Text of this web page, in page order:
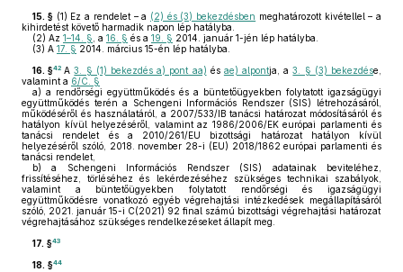
15. § (1) Ez a rendelet – a (2) és (3) bekezdésben meghatározott kivétellel – a
kihirdetést követő harmadik napon lép hatályba.
(2) Az 1–14. § , a 16. § és a 19. § 2014. január 1-jén lép hatályba.
(3) A 17. § 2014. március 15-én lép hatályba.
16. §42 A3. § (1) bekezdés a) pont aa) és ae) alpontja, a3. § (3) bekezdése,
valamint a 6/C. §
a) a rendőrségi együttműködés és a büntetőügyekben folytatott igazságügyi
együttműködés terén a Schengeni Információs Rendszer (SIS) létrehozásáról,
működéséről és használatáról, a 2007/533/IB tanácsi határozat módosításáról és
hatályon kívül helyezéséről, valamint az 1986/2006/EK európai parlamenti és
tanácsi rendelet és a 2010/261/EU bizottsági határozat hatályon kívül
helyezéséről szóló, 2018. november 28-i (EU) 2018/1862 európai parlamenti és
tanácsi rendelet,
b) a Schengeni Információs Rendszer (SIS) adatainak beviteléhez,
frissítéséhez, törléséhez és lekérdezéséhez szükséges technikai szabályok,
valamint a büntetőügyekben folytatott rendőrségi és igazságügyi
együttműködésre vonatkozó egyéb végrehajtási intézkedések megállapításáról
szóló, 2021. január 15-i C(2021) 92 final számú bizottsági végrehajtási határozat
végrehajtásához szükséges rendelkezéseket állapít meg.
17. §43
18. §44